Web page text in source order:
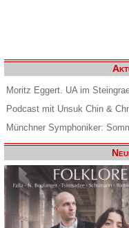
Moritz Eggert. UA im
Podcast mit Unsuk Chin &
Münchner Symphoniker: